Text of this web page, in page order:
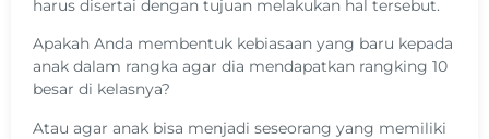
harus disertai dengan tujuan melakukan hal tersebut.
Apakah Anda membentuk kebiasaan yang baru kepada
anak dalam rangka agar dia mendapatkan rangking 10
besar di kelasnya?
Atau agar anak bisa menjadi seseorang yang memiliki